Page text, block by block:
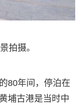
拍摄。
80年间，停泊在
埔古港是当时中